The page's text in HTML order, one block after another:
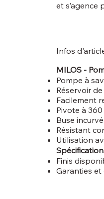
et s’agence
Infos
MILOS -
Pompe à
Réservoir
Facilement
Pivote à
Buse
Résistant
Utilisation
Finis
Garanties et